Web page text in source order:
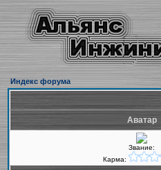
Индекс форума
Аватар
Звание:
Карма: